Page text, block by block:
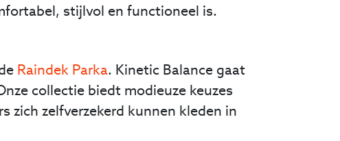
stijlvol en functioneel is.
Raindek Parka. Kinetic Balance gaat
collectie biedt modieuze keuzes
zich zelfverzekerd kunnen kleden in